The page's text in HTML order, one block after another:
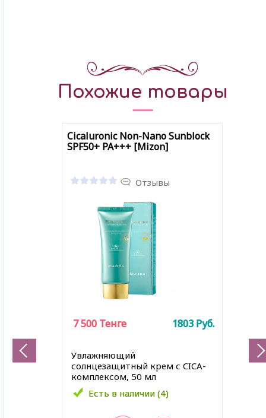
Похожие товары
Cicaluronic Non-Nano Sunblock
SPF50+ PA+++ [Mizon]
Отзывы
Увлажняющий
солнцезащитный крем с CICA-
комплексом, 50 мл
Есть в наличии (4)
7 500 Тенге 1803 Руб.
Есть в наличии (4)
7 500 Тенге 1803 Руб.